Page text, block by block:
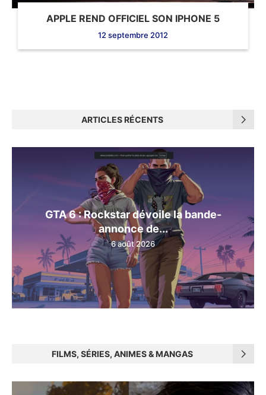
APPLE REND OFFICIEL SON IPHONE 5
12 septembre 2012
ARTICLES RÉCENTS
GTA 6 : Rockstar dévoile la bande-
annonce de...
6 août 2026
FILMS, SÉRIES, ANIMES & MANGAS